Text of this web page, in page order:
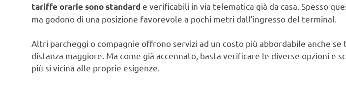
tariffe orarie sono standard e verificabili in via telematica già da casa. Spesso
ma godono di una posizione favorevole a pochi metri dall’ingresso del terminal.
Altri parcheggi o compagnie offrono servizi ad un costo più abbordabile anche se
distanza maggiore. Ma come già accennato, basta verificare le diverse opzioni e
più si vicina alle proprie esigenze.